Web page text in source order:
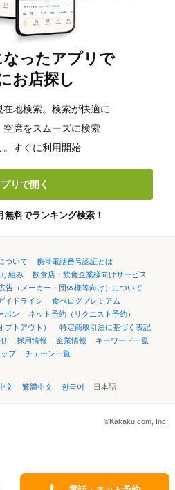
なったアプリで
お店探し
在地検索。検索が快適に
空席をスムーズに検索
。すぐに利用開始
リで開く
無料でランキング検索！
ついて
携帯電話番号認証とは
組み
飲食店・飲食企業様向けサービス
告（メーカー・団体様等向け）について
イドライン
食べログプレミアム
ポン
ネット予約（リクエスト予約）
プトアウト）
特定商取引法に基づく表記
採用情報 企業情報
キーワード一覧
プ
チェーン一覧
文 繁體中文 한국어 日本語
©Kakaku.com, Inc.